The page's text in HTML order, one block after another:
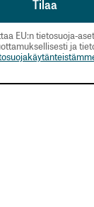
EU:n tietosuoja-
ja